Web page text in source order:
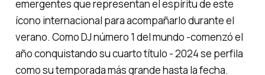
emergentes que representan el espíritu de este
ícono internacional para acompañarlo durante el
verano. Como DJ número 1 del mundo -comenzó el
año conquistando su cuarto título - 2024 se perfila
como su temporada más grande hasta la fecha.